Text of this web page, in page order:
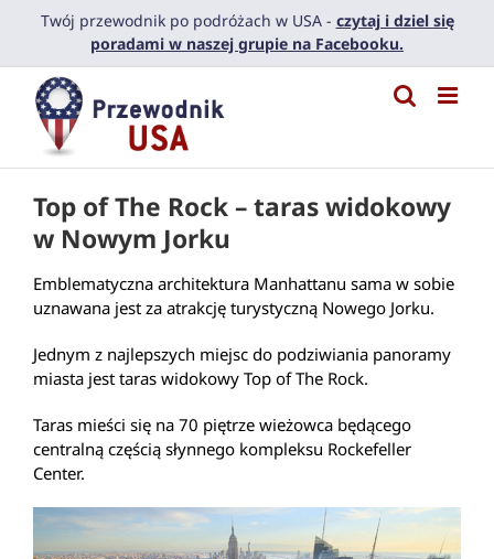
PrzejdźTwój przewodnik po podróżach w USA - czytaj i dziel się
poradami w naszej grupie na Facebooku.
Top of The Rock – taras widokowy
w Nowym Jorku
Emblematyczna architektura Manhattanu sama w sobie
uznawana jest za atrakcję turystyczną Nowego Jorku.
Jednym z najlepszych miejsc do podziwiania panoramy
miasta jest taras widokowy Top of The Rock.
Taras mieści się na 70 piętrze wieżowca będącego
centralną częścią słynnego kompleksu Rockefeller
Center.